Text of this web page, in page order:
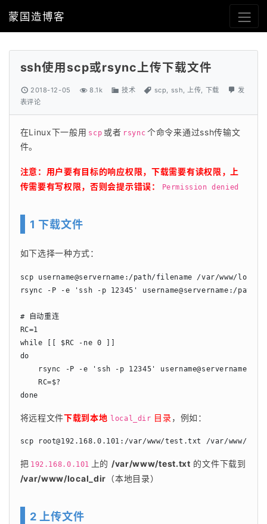
蒙国造博客
ssh使用scp或rsync上传下载文件
2018-12-05 8.1k 技术 scp, ssh,上传, 下载
发
表评论
在Linux下一般用 scp 或者 rsync 个命令来通过ssh传输文
件。
注意：用户要有目标的响应权限，下载需要有读权限，上
传需要有写权限，否则会提示错误：
Permission denied
1 下载文件
如下选择一种方式：
scp username@servername:/path/filename /var/www/
rsync -P -e 'ssh -p 12345' username@servername:/path/
# 自动重连
RC=1
while [[ $RC -ne 0 ]]
do
rsync -P -e 'ssh -p 12345' username@servername:/
    RC=$?
done
将远程文件下载到本地 local_dir 目录，例如：
scp root@192.168.0.101 :/var/www/test.txt /var/www/
把 192.168.0.101 上的 /var/www/test.txt
/var/www/local_dir （本地目录）
2 上传文件